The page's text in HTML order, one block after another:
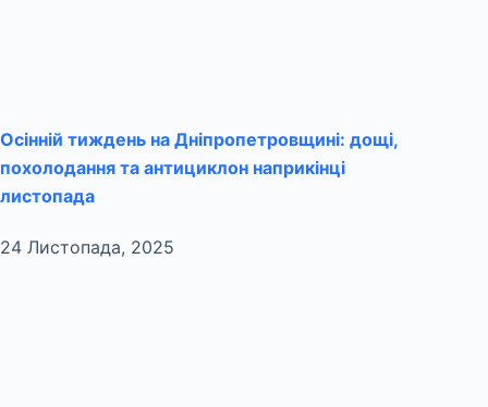
Осінній тиждень на Дніпропетровщині: дощі,
похолодання та антициклон наприкінці
листопада
24 Листопада, 2025